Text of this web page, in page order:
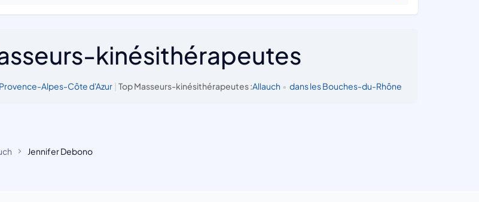
kinésithérapeutes
Alpes-Côte d'Azur | Top Masseurs-kinésithérapeutes :Allauch • dans les Bouches-du-Rhône
Jennifer Debono